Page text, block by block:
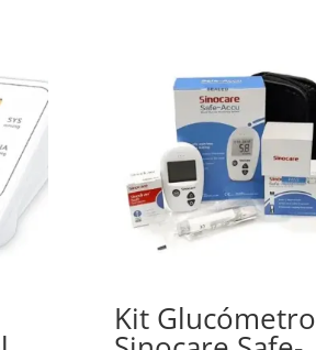
Kit Glucómetro